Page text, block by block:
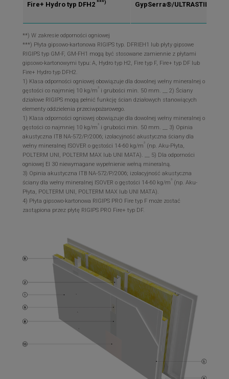
Fire+ Hydro typ DFH2***)
GypSerra®/ULTRASTIL®
**) W zakresie odporności ogniowej
***) Płyta gipsowo-kartonowa RIGIPS typ. DFRIEH1 lub płyty gipsowe
RIGIPS typ GM-F, GM-FH1 mogą być stosowane zamiennie z płytami
gipsowo-kartonowymi typu: A, Hydro typ H2, Fire typ F, Fire+ typ DF lub
Fire+ Hydro typ DFH2.
1) Klasa odporności ogniowej obowiązuje dla dowolnej wełny mineralnej o
gęstości co najmniej 10 kg/m3
i grubości min. 50 mm. __ 2) Ściany
działowe RIGIPS mogą pełnić funkcję ścian działowych stanowiących
elementy oddzielenia przeciwpożarowego.
1) Klasa odporności ogniowej obowiązuje dla dowolnej wełny mineralnej o
gęstości co najmniej 10 kg/m3
i grubości min. 50 mm. __ 3) Opinia
akustyczna ITB NA-572/P/2006; izolacyjność akustyczna ściany dla
wełny mineralnej ISOVER o gęstości 14-60 kg/m3
(np. Aku-Płyta,
POLTERM UNI, POLTERM MAX lub UNI MATA). __ 5) Dla odporności
ogniowej EI 30 niewymagane wypełnienie wełną mineralną.
3) Opinia akustyczna ITB NA-572/P/2006; izolacyjność akustyczna
ściany dla wełny mineralnej ISOVER o gęstości 14-60 kg/m3
(np. Aku-
Płyta, POLTERM UNI, POLTERM MAX lub UNI MATA).
4) Płyta gipsowo-kartonowa RIGIPS PRO Fire typ F może zostać
zastąpiona przez płytę RIGIPS PRO Fire+ typ DF.